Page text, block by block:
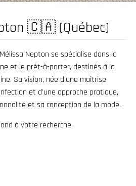
🇨🇦 (Québec)
Nepton se spécialise dans la
et le prêt-à-porter, destinés à la
Sa vision, née d'une maîtrise
et d'une approche pratique,
et sa conception de la mode.
à votre recherche.